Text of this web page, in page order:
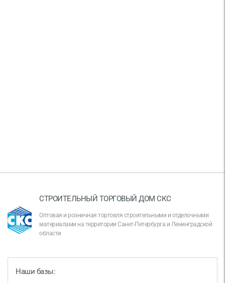
СТРОИТЕЛЬНЫЙ ТОРГОВЫЙ ДОМ СКС
Оптовая и розничная торговля строительными и отделочными
материалами на территории Санкт-Петербурга и Ленинградской
области
Наши базы: